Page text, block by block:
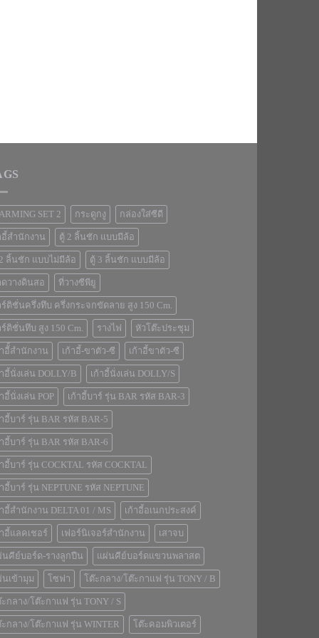
SET 2 กระดูกงู กล่องใส่ซีดี
อี้สำนักงาน ตู้ 2 ลิ้นชัก แบบมีล้อ
ลิ้นชัก แบบไม่มีล้อ ตู้ 3 ลิ้นชัก แบบมีล้อ
วางดินสอ ที่วางซีพียู
ติชั่นครึ่งทึบ ครึ่งกระจกขัดลาย สูง 150 Cm.
ติชั่นทึบ สูง 150 Cm. รางไฟ หัวโต๊ะประชุม
อีั้สำนักงาน เก้าอี้-ขาตัว-ซี เก้าอี้ขาตัว-ซี
อี้นั่งเล่น DOLLY/B เก้าอี้นั่งเล่น DOLLY/S
อี้นั่งเล่น POP เก้าอี้บาร์ รุ่น BAR รหัส BAR-3
อี้บาร์ รุ่น BAR รหัส BAR-5
อี้บาร์ รุ่น BAR รหัส BAR-6
อี้บาร์ รุ่น COCKTAL รหัส COCKTAL
อี้บาร์ รุ่น NEPTUNE รหัส NEPTUNE
อี้สำนักงาน DELTA 01 / MS เก้าอี้อเนกประสงค์
อี้แลคเชอร์ เฟอร์นิเจอร์สำนักงาน เสาจบ
นคีย์บอร์ด-รางลูกปืน แผ่นคีย์บอร์ดแขวนพลาสต
เข้ามุม โซฟา โต๊ะกลาง/โต๊ะกาแฟ รุ่น TONY / B
กลาง/โต๊ะกาแฟ รุ่น TONY / S
กลาง/โต๊ะกาแฟ รุ่น WINTER โต๊ะคอมพิวเตอร์